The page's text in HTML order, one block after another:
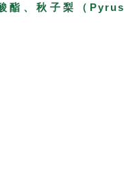
酯、秋子梨（Pyrus